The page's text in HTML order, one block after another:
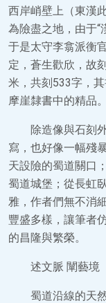
西岸峭壁上（東漢
為險盡之地，由于“
于是太守李翕派衡
定，蒼生歡欣，故
米，共刻533字，
摩崖隸書中的精品。
除造像與石刻
寫，也好像一幅殘
天設險的蜀道關口
蜀道城堡；從長虹
雅，作者們無不消
豐盛多樣，讓筆者
的昌隆與繁榮。
述文脈 闡藝境
蜀道沿線的天